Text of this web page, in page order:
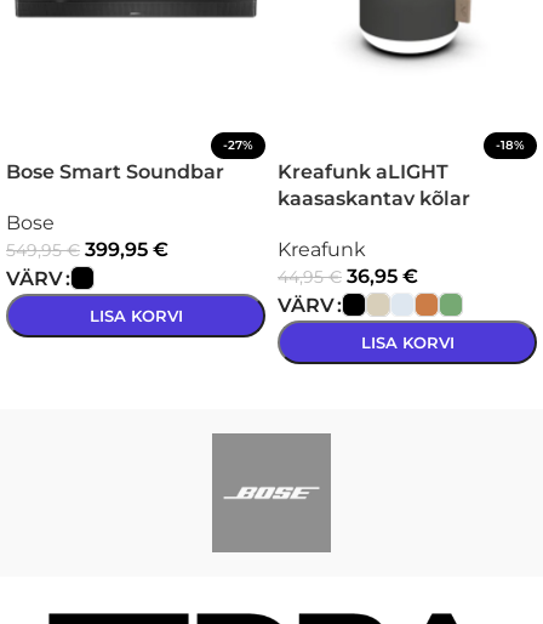
-27%
Bose Smart Soundbar
Bose
549,95€ 399,95 €
VÄRV
LISA KORVI
-18%
Kreafunk aLIGHT
kaasaskantav kõlar
Kreafunk
44,95€ 36,95 €
VÄRV
LISA KORVI